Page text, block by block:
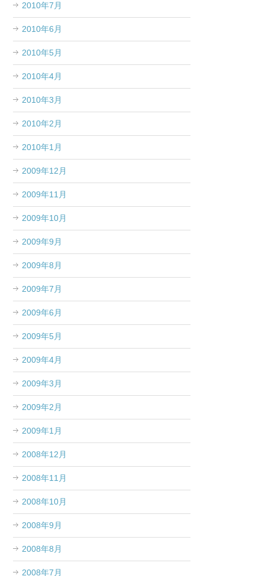
2010年7月
2010年6月
2010年5月
2010年4月
2010年3月
2010年2月
2010年1月
2009年12月
2009年11月
2009年10月
2009年9月
2009年8月
2009年7月
2009年6月
2009年5月
2009年4月
2009年3月
2009年2月
2009年1月
2008年12月
2008年11月
2008年10月
2008年9月
2008年8月
2008年7月